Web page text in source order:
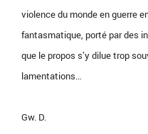
violence du monde en guerre
fantasmatique, porté par des
que le propos s’y dilue trop
lamentations…
Gw. D.